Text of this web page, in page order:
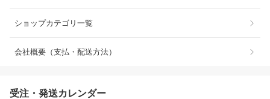
ショップカテゴリ一覧
会社概要（支払・配送方法）
受注・発送カレンダー